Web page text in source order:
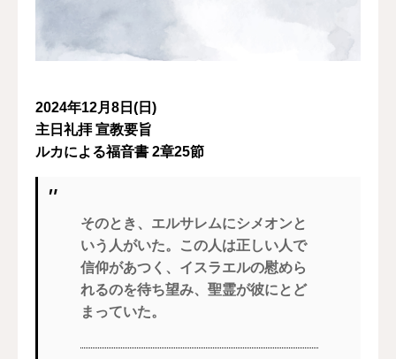
2024年12月8日(日)
主日礼拝 宣教要旨
ルカによる福音書 2章25節
そのとき、エルサレムにシメオンと
いう人がいた。この人は正しい人で
信仰があつく、イスラエルの慰めら
れるのを待ち望み、聖霊が彼にとど
まっていた。